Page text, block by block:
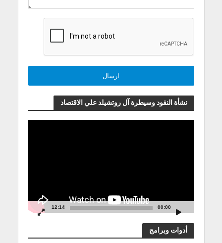
نشأة النقود وسيطرة آل روتشيلد علي الاقتصاد
00:00
12:14
أدوات وبرامج